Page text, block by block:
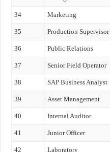
34 Marketing
35 Production Supervisor
36 Public Relations
37 Senior Field Operator
38 SAP Business Analyst
39 Asset Management
40 Internal Auditor
41 Junior Officer
42 Laboratory